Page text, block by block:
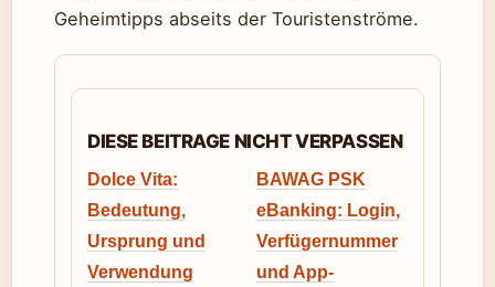
Geheimtipps abseits der Touristenströme.
DIESE BEITRAGE NICHT VERPASSEN
Dolce Vita:
Bedeutung,
Ursprung und
Verwendung
BAWAG PSK
eBanking: Login,
Verfügernummer
und App-